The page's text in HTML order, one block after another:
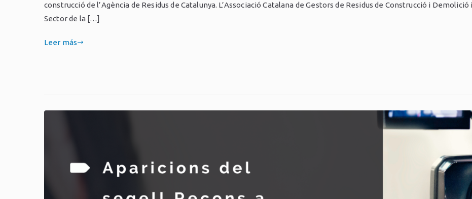
construcció de l’Agència de Residus de Catalunya. L’Associació Catalana de Gestors de Residus de Construcció i
Sector de la […]
Leer más